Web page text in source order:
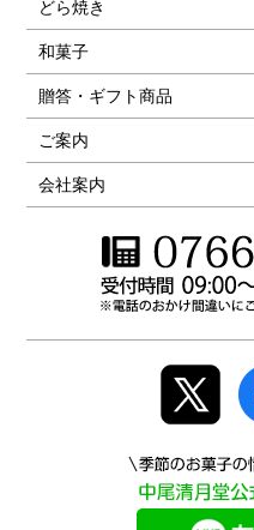
どら焼き
和菓子
贈答・ギフト商品
ご案内
会社案内